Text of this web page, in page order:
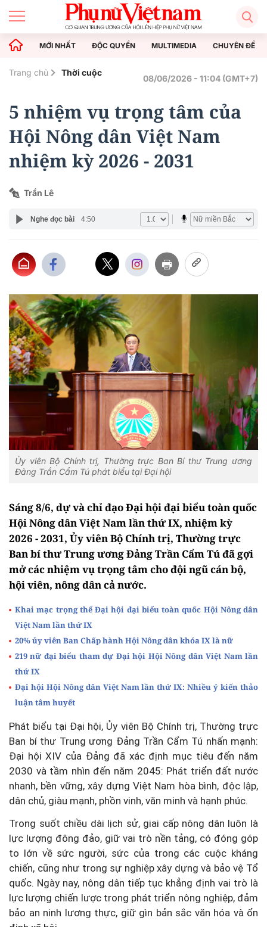
MỚI NHẤT ĐỘC QUYỀN MULTIMEDIA CHUYÊN ĐỀ
Trang chủ Thời cuộc
08/06/2026 - 11:04 (GMT+7)
5 nhiệm vụ trọng tâm của
Hội Nông dân Việt Nam
nhiệm kỳ 2026 - 2031
Trần Lê
Nghe đọc bài 4:50
Ủy viên Bộ Chính trị, Thường trực Ban Bí thư Trung ương
Đảng Trần Cẩm Tú phát biểu tại Đại hội
Sáng 8/6, dự và chỉ đạo Đại hội đại biểu toàn quốc
Hội Nông dân Việt Nam lần thứ IX, nhiệm kỳ
2026 - 2031, Ủy viên Bộ Chính trị, Thường trực
Ban bí thư Trung ương Đảng Trần Cẩm Tú đã gợi
mở các nhiệm vụ trọng tâm cho đội ngũ cán bộ,
hội viên, nông dân cả nước.
Khai mạc trọng thể Đại hội đại biểu toàn quốc Hội Nông dân
Việt Nam lần thứ IX
20% ủy viên Ban Chấp hành Hội Nông dân khóa IX là nữ
219 nữ đại biểu tham dự Đại hội Hội Nông dân Việt Nam lần
thứ IX
Đại hội Hội Nông dân Việt Nam lần thứ IX: Nhiều ý kiến thảo
luận tâm huyết
Phát biểu tại Đại hội, Ủy viên Bộ Chính trị, Thường trực
Ban bí thư Trung ương Đảng Trần Cẩm Tú nhấn mạnh:
Đại hội XIV của Đảng đã xác định mục tiêu đến năm
2030 và tầm nhìn đến năm 2045: Phát triển đất nước
nhanh, bền vững, xây dựng Việt Nam hòa bình, độc lập,
dân chủ, giàu mạnh, phồn vinh, văn minh và hạnh phúc.
Trong suốt chiều dài lịch sử, giai cấp nông dân luôn là
lực lượng đông đảo, giữ vai trò nền tảng, có đóng góp
to lớn về sức người, sức của trong các cuộc kháng
chiến, cũng như trong sự nghiệp xây dựng và bảo vệ Tổ
quốc. Ngày nay, nông dân tiếp tục khẳng định vai trò là
lực lượng chiến lược trong phát triển nông nghiệp, đảm
bảo an ninh lương thực, giữ gìn bản sắc văn hóa và ổn